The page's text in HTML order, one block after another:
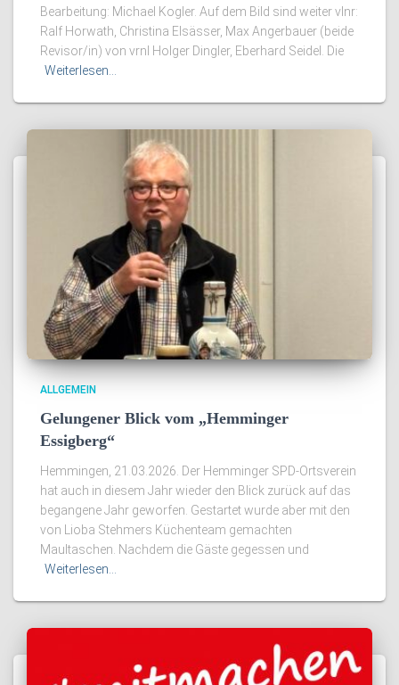
Bearbeitung: Michael Kogler. Auf dem Bild sind weiter vlnr:
Ralf Horwath, Christina Elsässer, Max Angerbauer (beide
Revisor/in) von vrnl Holger Dingler, Eberhard Seidel. Die
Weiterlesen…
ALLGEMEIN
Gelungener Blick vom „Hemminger
Essigberg“
Hemmingen, 21.03.2026. Der Hemminger SPD-Ortsverein
hat auch in diesem Jahr wieder den Blick zurück auf das
begangene Jahr geworfen. Gestartet wurde aber mit den
von Lioba Stehmers Küchenteam gemachten
Maultaschen. Nachdem die Gäste gegessen und
Weiterlesen…